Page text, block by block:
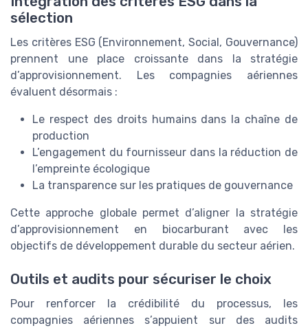
sélection
Les critères ESG (Environnement, Social, Gouvernance)
prennent une place croissante dans la stratégie
d’approvisionnement. Les compagnies aériennes
évaluent désormais :
Le respect des droits humains dans la chaîne de
production
L’engagement du fournisseur dans la réduction de
l’empreinte écologique
La transparence sur les pratiques de gouvernance
Cette approche globale permet d’aligner la stratégie
d’approvisionnement en biocarburant avec les
objectifs de développement durable du secteur aérien.
Outils et audits pour sécuriser le choix
Pour renforcer la crédibilité du processus, les
compagnies aériennes s’appuient sur des audits